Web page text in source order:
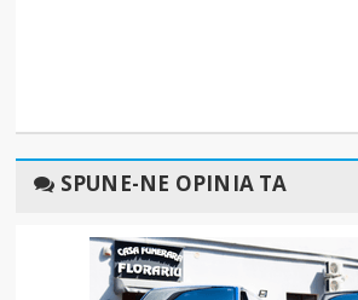
SPUNE-NE OPINIA TA